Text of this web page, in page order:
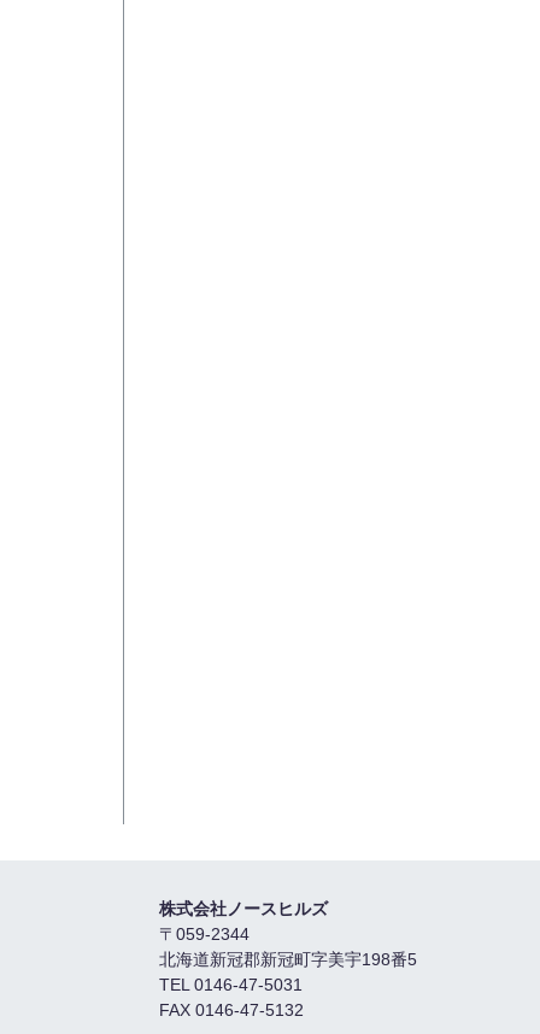
株式会社ノースヒルズ
〒059-2344
北海道新冠郡新冠町字美宇198番5
TEL 0146-47-5031
FAX 0146-47-5132